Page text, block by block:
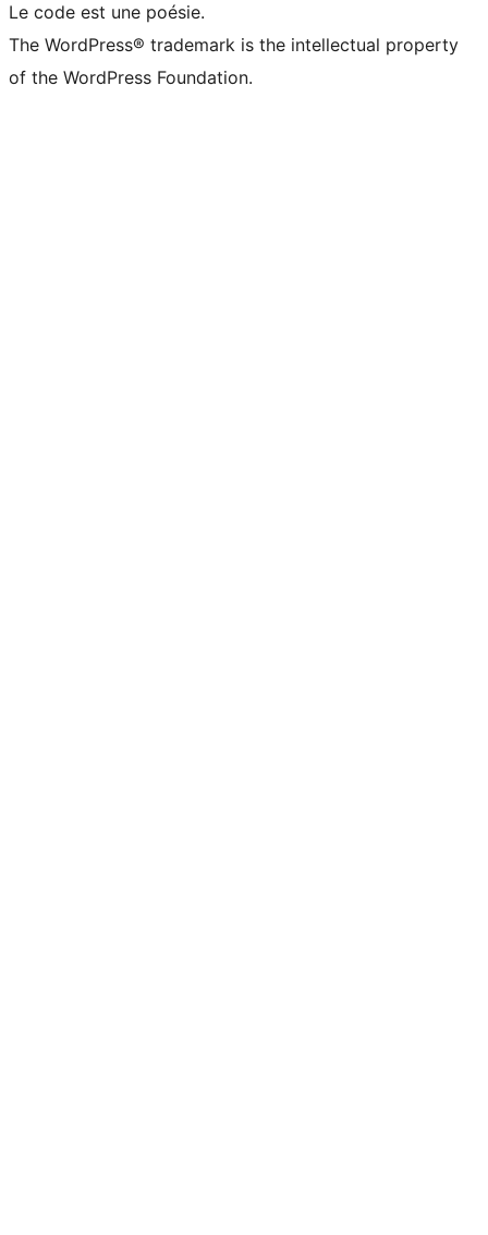
Le code est une poésie.
The WordPress® trademark is the intellectual property
of the WordPress Foundation.